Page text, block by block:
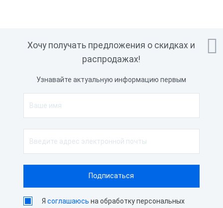

Хочу получать предложения о скидках и
распродажах!
Узнавайте актуальную информацию первым
Ясоглашаюсь на обработку персональных